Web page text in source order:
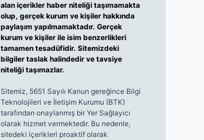
alan içerikler haber niteliği taşımamakta
olup, gerçek kurum ve kişiler hakkında
paylaşım yapılmamaktadır. Gerçek
kurum ve kişiler ile isim benzerlikleri
tamamen tesadüfidir. Sitemizdeki
bilgiler taslak halindedir ve tavsiye
niteliği taşımazlar.
Sitemiz, 5651 Sayılı Kanun gereğince Bilgi
Teknolojileri ve İletişim Kurumu (BTK)
tarafından onaylanmış bir Yer Sağlayıcı
olarak hizmet vermektedir. Bu nedenle,
sitedeki içerikleri proaktif olarak